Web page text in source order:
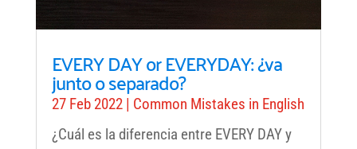
EVERY DAY or EVERYDAY: ¿va
junto o separado?
27 Feb 2022| Common Mistakes in English
¿Cuál es la diferencia entre EVERY DAY y